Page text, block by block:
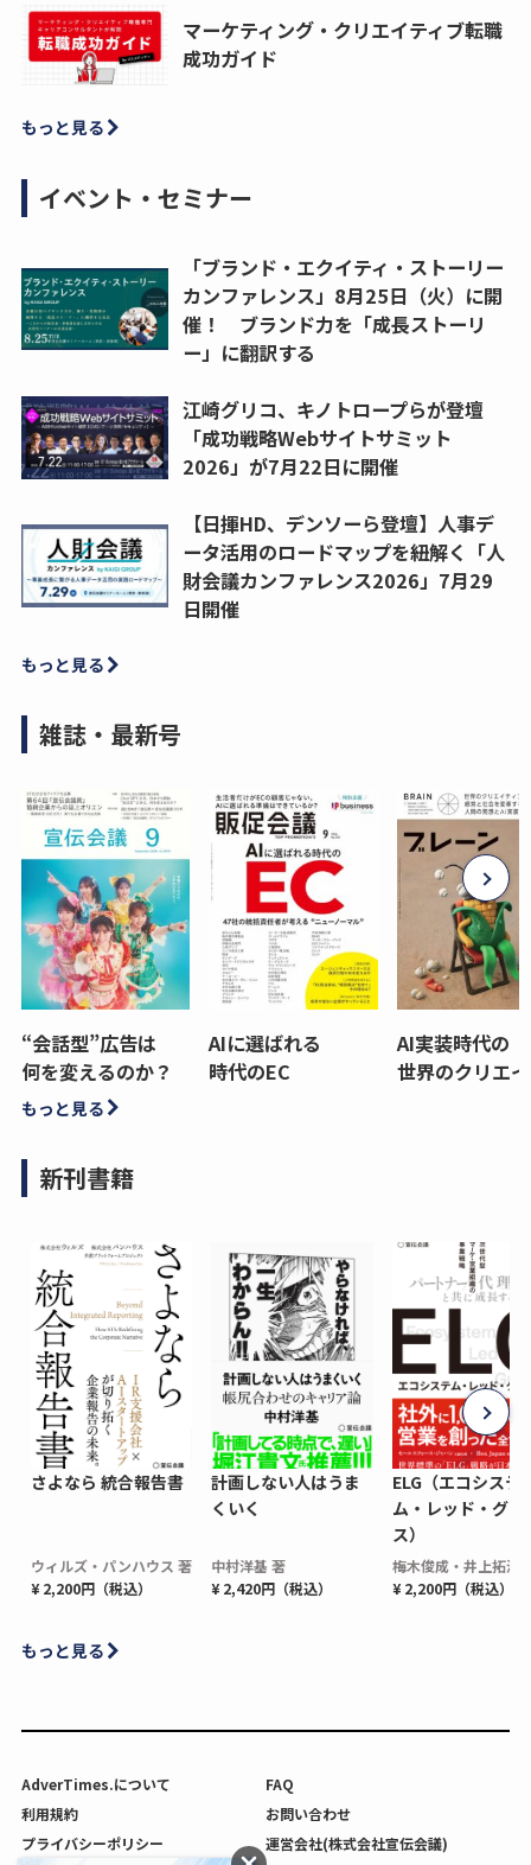
マーケティング・クリエイティブ転職
成功ガイド
もっと見る
イベント・セミナー
「ブランド・エクイティ・ストーリー
カンファレンス」8月25日（火）に開
催！ ブランド力を「成長ストーリ
ー」に翻訳する
江崎グリコ、キノトロープらが登壇
「成功戦略Webサイトサミット
2026」が7月22日に開催
【日揮HD、デンソーら登壇】人事デ
ータ活用のロードマップを紐解く「人
財会議カンファレンス2026」7月29
日開催
もっと見る
雑誌・最新号
“会話型”広告は
何を変えるのか？
AIに選ばれる
時代のEC
AI実装時代の
世界のクリエ
もっと見る
新刊書籍
さよなら 統合報告書
ウィルズ・パンハウス 著
¥ 2,200円（税込）
計画しない人はうま
くいく
中村洋基 著
¥ 2,420円（税込）
ELG（エコシステ
ム・レッド・グロ
ス）
梅木俊成・井上拓海
¥ 2,200円（税込）
もっと見る
AdverTimes.について
FAQ
利用規約
お問い合わせ
プライバシーポリシー
運営会社(株式会社宣伝会議)